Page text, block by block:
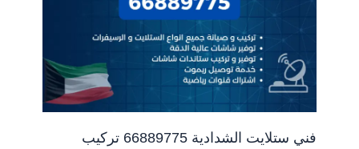
فني ستلايت الشدادية 66889775 تركيب